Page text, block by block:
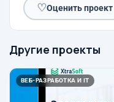
♡Оценить проект
Другие проекты
ВЕБ-РАЗРАБОТКА И IT